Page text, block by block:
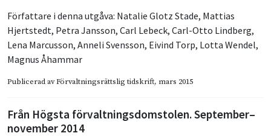
Författare i denna utgåva: Natalie Glotz Stade, Mattias
Hjertstedt, Petra Jansson, Carl Lebeck, Carl-Otto Lindberg,
Lena Marcusson, Anneli Svensson, Eivind Torp, Lotta Wendel,
Magnus Åhammar
Publicerad avFörvaltningsrättslig tidskrift, mars 2015
Från Högsta förvaltningsdomstolen. September–
november 2014